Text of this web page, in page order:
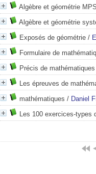
Algèbre et géométrie
Algèbre et géométrie
Exposés de géométrie /
Formulaire de
Précis de
Les épreuves de
mathématiques / Daniel
Les 100 exercices-types